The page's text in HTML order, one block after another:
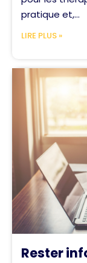
pratique et,...
LIRE PLUS »
Rester